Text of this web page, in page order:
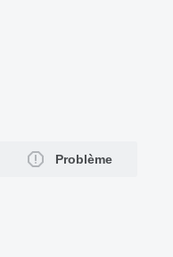
Problème